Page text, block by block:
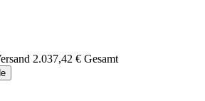
2.037,42 € Gesamt